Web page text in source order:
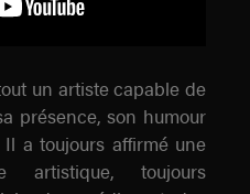
un artiste capable de
présence, son humour
a toujours affirmé une
artistique, toujours